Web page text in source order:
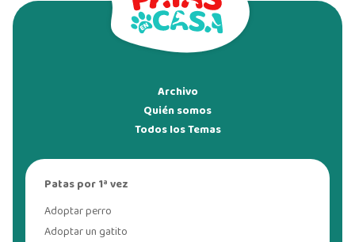
Archivo
Quién somos
Todos los Temas
Patas por 1ª vez
Adoptar perro
Adoptar un gatito